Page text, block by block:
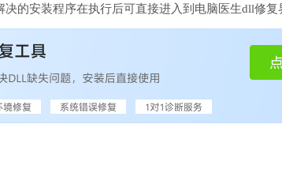
的安装程序在执行后可直接进入到电脑医生dll修复